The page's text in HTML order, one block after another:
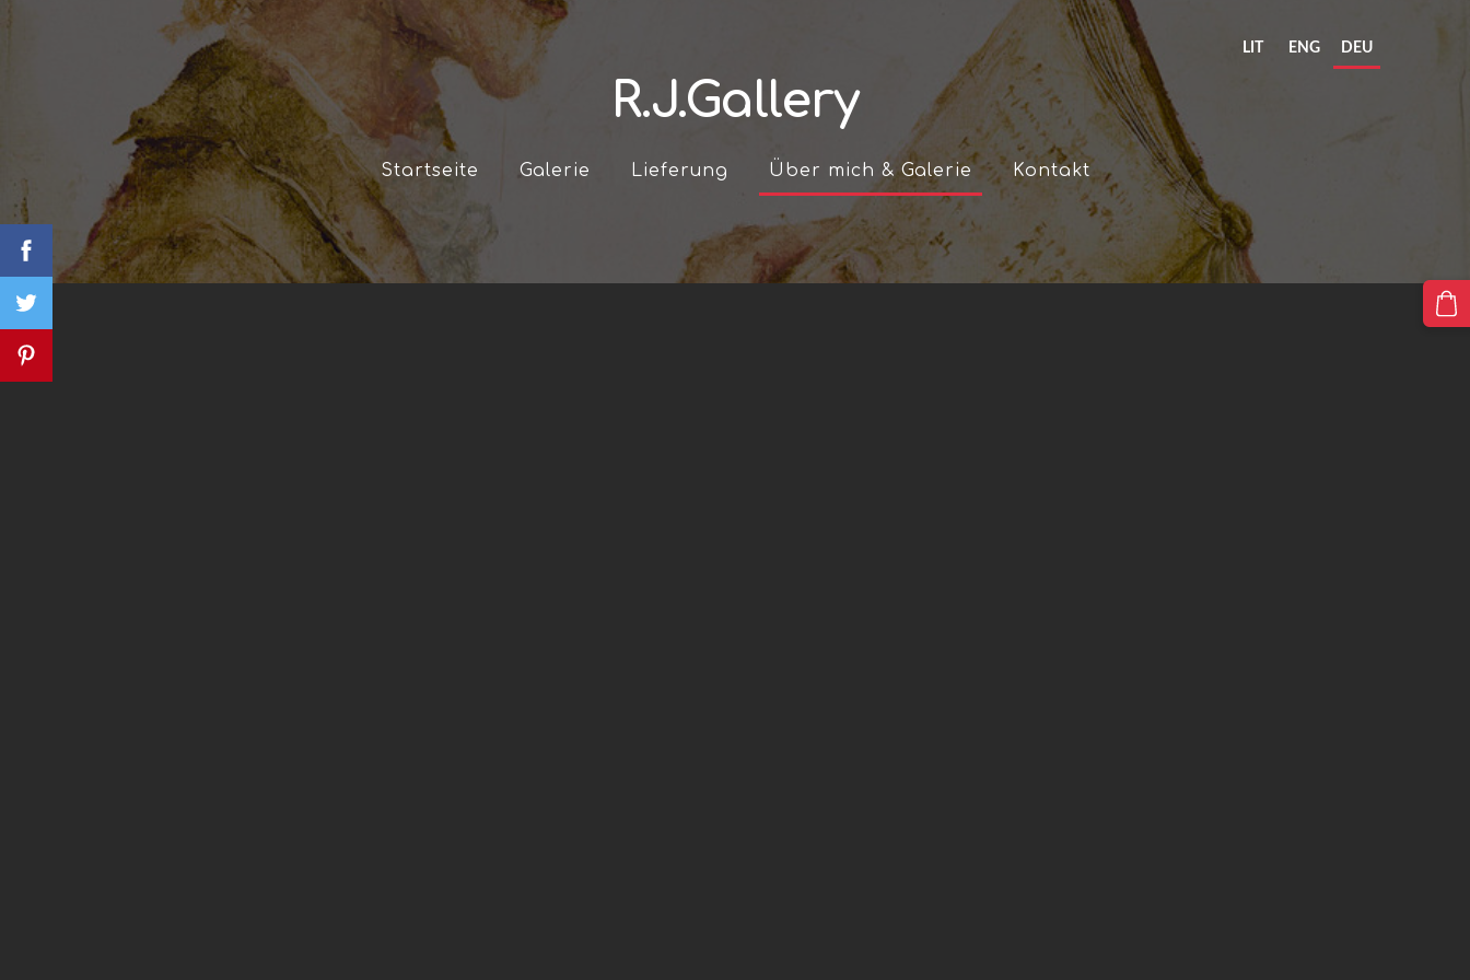
LIT ENG DEU
R.J.Gallery
Startseite Galerie Lieferung Über mich & Galerie Kontakt